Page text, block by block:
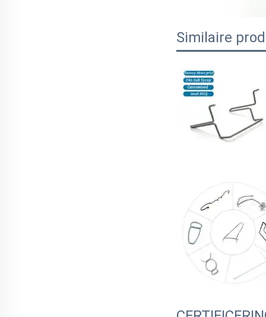
Similaire